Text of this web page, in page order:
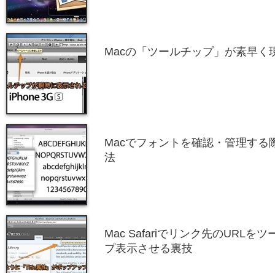
Macの「ツールチップ」が素早く
Macでフォントを確認・管理する
法
Mac Safariでリンク先のURLをツ
プ表示させる裏技